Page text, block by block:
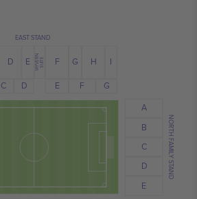
A
B
C
D
E
C D E F G
D E F G H I
WYVERNSUITE
EAST STAND
NORTH FAMILY STAND